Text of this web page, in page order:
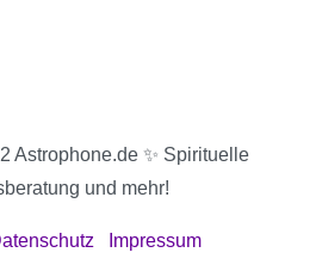
Astrophone.de ✨ Spirituelle
und mehr!
Impressum